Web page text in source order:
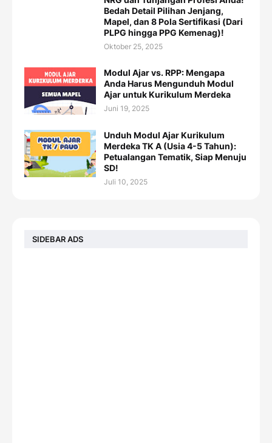
Bedah Detail Pilihan Jenjang,
Mapel, dan 8 Pola Sertifikasi (Dari
PLPG hingga PPG Kemenag)!
Oktober 25, 2025
Modul Ajar vs. RPP: Mengapa
Anda Harus Mengunduh Modul
Ajar untuk Kurikulum Merdeka
Juni 19, 2025
Unduh Modul Ajar Kurikulum
Merdeka TK A (Usia 4-5 Tahun):
Petualangan Tematik, Siap Menuju
SD!
Juli 10, 2025
SIDEBAR ADS